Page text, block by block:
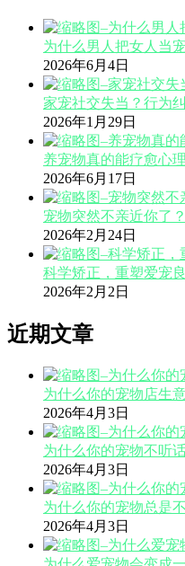
为什么男人把女人当
2026年6月4日
家宠社交失当？行为
2026年1月29日
养宠物真的能疗愈心
2026年6月17日
宠物突然不亲近你了
2026年2月24日
科学矫正，重塑爱宠
2026年2月2日
近期文章
为什么你的宠物店生
2026年4月3日
为什么你的宠物不听
2026年4月3日
为什么你的宠物总是
2026年4月3日